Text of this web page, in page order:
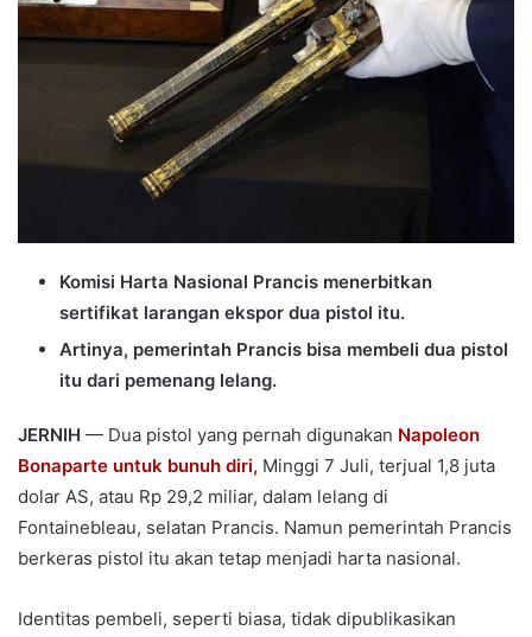
Komisi Harta Nasional Prancis menerbitkan
sertifikat larangan ekspor dua pistol itu.
Artinya, pemerintah Prancis bisa membeli dua pistol
itu dari pemenang lelang.
JERNIH — Dua pistol yang pernah digunakan Napoleon
Bonaparte untuk bunuh diri, Minggi 7 Juli, terjual 1,8 juta
dolar AS, atau Rp 29,2 miliar, dalam lelang di
Fontainebleau, selatan Prancis. Namun pemerintah Prancis
berkeras pistol itu akan tetap menjadi harta nasional.
Identitas pembeli, seperti biasa, tidak dipublikasikan